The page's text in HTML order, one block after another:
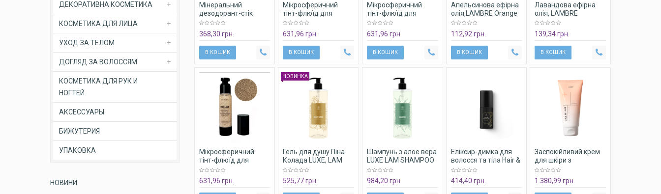
ДЕКОРАТИВНА КОСМЕТИКА
КОСМЕТИКА ДЛЯ ЛИЦА
УХОД ЗА ТЕЛОМ
ДОГЛЯД ЗА ВОЛОССЯМ
КОСМЕТИКА ДЛЯ РУК И
НОГТЕЙ
АКСЕССУАРЫ
БИЖУТЕРИЯ
УПАКОВКА
НОВИНИ
Мінеральний
дезодорант-стік
"Кристал" MODAY
Mineral Deodorant на
основі квасців 120 гр
368,30 грн.
В КОШИК
Мікросферичний
тінт-флюїд для
макіяжу MODAY
Microsphere Tint-fluid
на основі аргініну та
екстракту гіркого
апельсину № 034,
631,96 грн.
В КОШИК
Мікросферичний
тінт-флюїд для
макіяжу MODAY
Microsphere Tint-fluid
на основі аргініну та
екстракту гіркого
апельсину № 035,
631,96 грн.
В КОШИК
Апельсинова ефірна
олія,LAMBRE Orange
Essential Oil, 9мл
112,92 грн.
В КОШИК
Лавандова ефірна
олія, LAMBRE
Lavender Essential
Oil,9мл
139,34 грн.
В КОШИК
Мікросферичний
тінт-флюїд для
макіяжу MODAY
Microsphere Tint-fluid
на основі аргініну та
631,96 грн.
НОВИНКА
Гель для душу Піна
Колада LUXE, LAM
BODY WASH Lambre,
400 мл
525,77 грн.
Шампунь з алое вера
LUXE LAM SHAMPOO
Lambre, 400 мл
984,20 грн.
Еліксир-димка для
волосся та тіла Hair &
Body Elixir Lambre, 50
ml
414,40 грн.
Заспокійливий крем
для шкіри з
псоріазом Lambre
Calming Cream, 150
мл
1.380,99 грн.